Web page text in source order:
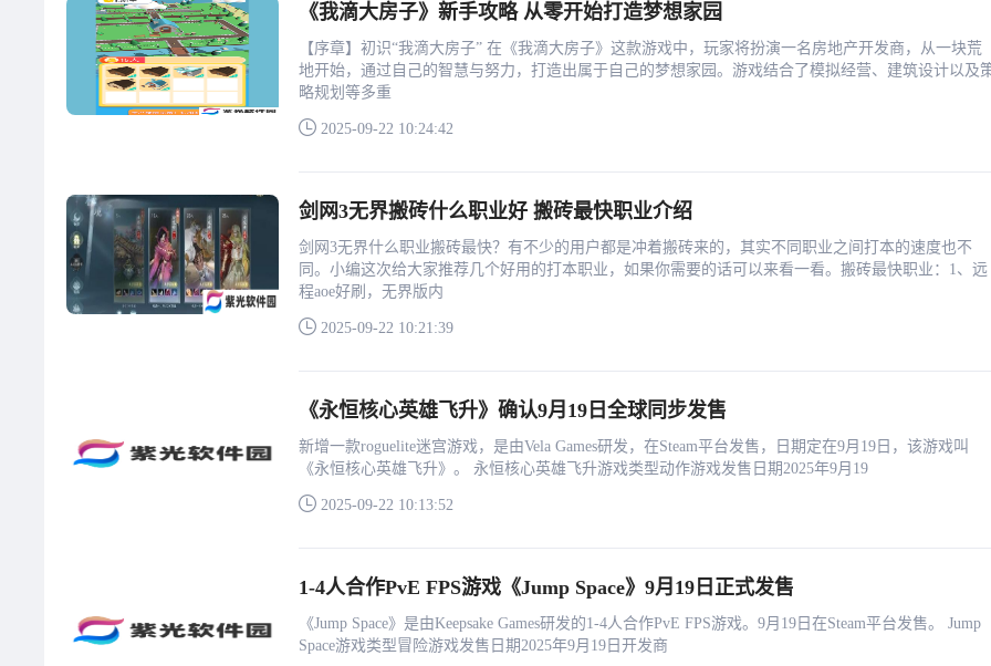
《我滴大房子》新手攻略 从零开始打造梦想家园
【序章】初识“我滴大房子” 在《我滴大房子》这款游戏中，玩家将扮演一名房地产开发商，从一块荒
地开始，通过自己的智慧与努力，打造出属于自己的梦想家园。游戏结合了模拟经营、建筑设计以及
略规划等多重
2025-09-22 10:24:42
剑网3无界搬砖什么职业好 搬砖最快职业介绍
剑网3无界什么职业搬砖最快？有不少的用户都是冲着搬砖来的，其实不同职业之间打本的速度也不
同。小编这次给大家推荐几个好用的打本职业，如果你需要的话可以来看一看。搬砖最快职业：1、远
程aoe好刷，无界版内
2025-09-22 10:21:39
《永恒核心英雄飞升》确认9月19日全球同步发售
新增一款roguelite迷宫游戏，是由Vela Games研发，在Steam平台发售，日期定在9月19日，该游戏叫
《永恒核心英雄飞升》。 永恒核心英雄飞升游戏类型动作‎游戏发售日期2025年9月19
2025-09-22 10:13:52
1-4人合作PvE FPS游戏《Jump Space》9月19日正式发售
《Jump Space》是由Keepsake Games研发的1-4人合作PvE FPS游戏。9月19日在Steam平台发售。 Jump
Space游戏类型冒险‎游戏发售日期2025年9月19日开发商